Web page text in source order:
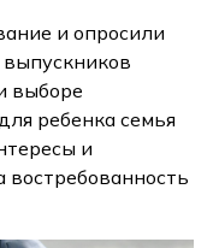
и опросили
выборе
ребенка семья
и
востребованность